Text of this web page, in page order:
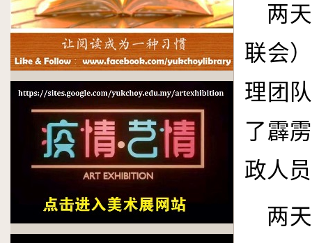
两
联会
理团
了霹
政人
两